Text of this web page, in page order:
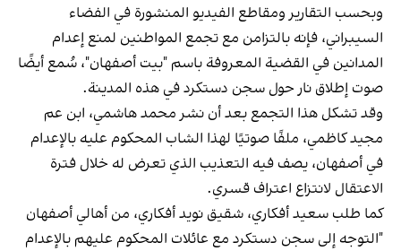
وبحسب التقارير ومقاطع الفيديو المنشورة في الفضاء
السيبراني، فإنه بالتزامن مع تجمع المواطنين لمنع إعدام
المدانين في القضية المعروفة باسم "بيت أصفهان"، سُمع أيضًا
صوت إطلاق نار حول سجن دستكرد في هذه المدينة.
وقد تشكل هذا التجمع بعد أن نشر محمد هاشمي، ابن عم
مجيد كاظمي، ملفًا صوتيًا لهذا الشاب المحكوم عليه بالإعدام
في أصفهان، يصف فيه التعذيب الذي تعرض له خلال فترة
الاعتقال لانتزاع اعتراف قسري.
كما طلب سعيد أفكاري، شقيق نويد أفكاري، من أهالي أصفهان
"التوجه إلى سجن دستكرد مع عائلات المحكوم عليهم بالإعدام